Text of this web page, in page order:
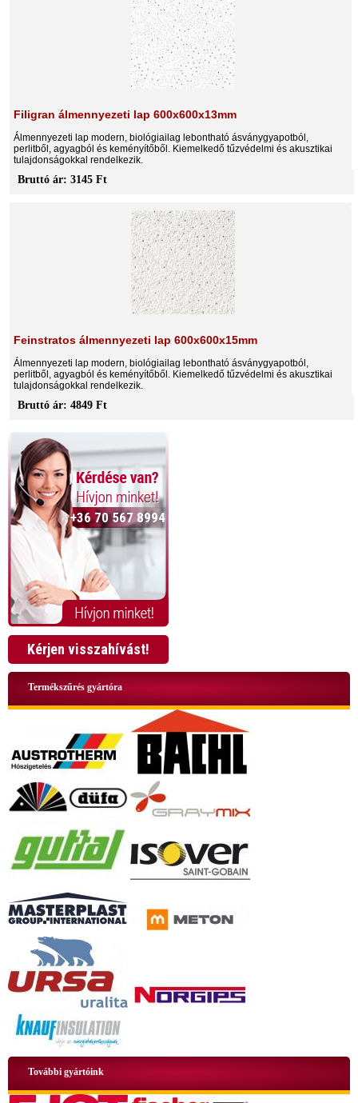
Filigran álmennyezeti lap 600x600x13mm
Álmennyezeti lap modern, biológiailag lebontható ásványgyapotból,
perlitből, agyagból és keményítőből. Kiemelkedő tűzvédelmi és akusztikai
tulajdonságokkal rendelkezik.
Bruttó ár: 3145 Ft
Feinstratos álmennyezeti lap 600x600x15mm
Álmennyezeti lap modern, biológiailag lebontható ásványgyapotból,
perlitből, agyagból és keményítőből. Kiemelkedő tűzvédelmi és akusztikai
tulajdonságokkal rendelkezik.
Bruttó ár: 4849 Ft
+36 70 567 8994
+36 70 424 0199
Kérjen visszahívást!
Termékszűrés gyártóra
További gyártóink